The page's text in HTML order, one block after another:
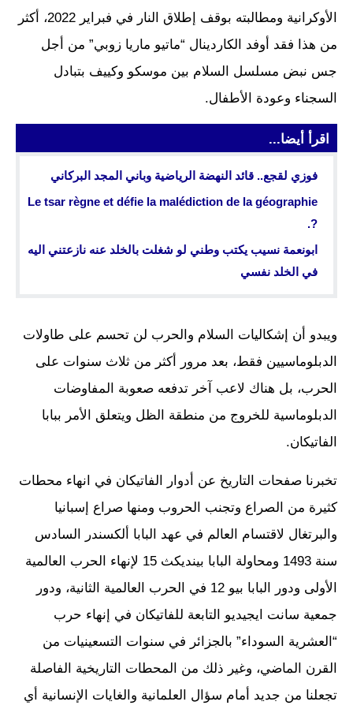
الأوكرانية ومطالبته بوقف إطلاق النار في فبراير 2022، أكثر
من هذا فقد أوفد الكاردينال “ماتيو ماريا زوبي” من أجل
جس نبض مسلسل السلام بين موسكو وكييف بتبادل
السجناء وعودة الأطفال.
اقرأ أيضا...
فوزي لقجع.. قائد النهضة الرياضية وباني المجد البركاني
Le tsar règne et défie la malédiction de la géographie
?.
ابونعمة نسيب يكتب وطني لو شغلت بالخلد عنه نازعتني اليه
في الخلد نفسي
ويبدو أن إشكاليات السلام والحرب لن تحسم على طاولات
الدبلوماسيين فقط، بعد مرور أكثر من ثلاث سنوات على
الحرب، بل هناك لاعب آخر تدفعه صعوبة المفاوضات
الدبلوماسية للخروج من منطقة الظل ويتعلق الأمر ببابا
الفاتيكان.
تخبرنا صفحات التاريخ عن أدوار الفاتيكان في انهاء محطات
كثيرة من الصراع وتجنب الحروب ومنها صراع إسبانيا
والبرتغال لاقتسام العالم في عهد البابا ألكسندر السادس
سنة 1493 ومحاولة البابا بينديكث 15 لإنهاء الحرب العالمية
الأولى ودور البابا بيو 12 في الحرب العالمية الثانية، ودور
جمعية سانت ايجيديو التابعة للفاتيكان في إنهاء حرب
“العشرية السوداء” بالجزائر في سنوات التسعينيات من
القرن الماضي، وغير ذلك من المحطات التاريخية الفاصلة
تجعلنا من جديد أمام سؤال العلمانية والغايات الإنسانية أي